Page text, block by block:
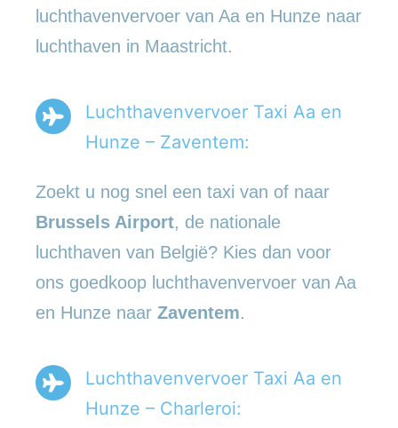
luchthavenvervoer van Aa en Hunze naar
luchthaven in Maastricht.
Luchthavenvervoer Taxi Aa en
Hunze – Zaventem:
Zoekt u nog snel een taxi van of naar
Brussels Airport, de nationale
luchthaven van België? Kies dan voor
ons goedkoop luchthavenvervoer van Aa
en Hunze naar Zaventem.
Luchthavenvervoer Taxi Aa en
Hunze – Charleroi: